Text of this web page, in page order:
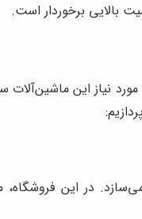
بالایی برخوردار است.
مورد نیاز این
در این